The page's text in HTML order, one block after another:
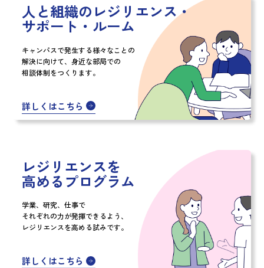
人と組織のレジリエンス・
サポート・ルーム
キャンパスで発生する様々なことの
解決に向けて、身近な部局での
相談体制をつくります。
詳しくはこちら
レジリエンスを
高めるプログラム
学業、研究、仕事で
それぞれの力が発揮できるよう、
レジリエンスを高める試みです。
詳しくはこちら